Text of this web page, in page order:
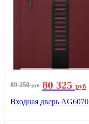
89 250руб 80 325 руб
Входная дверь AG6070